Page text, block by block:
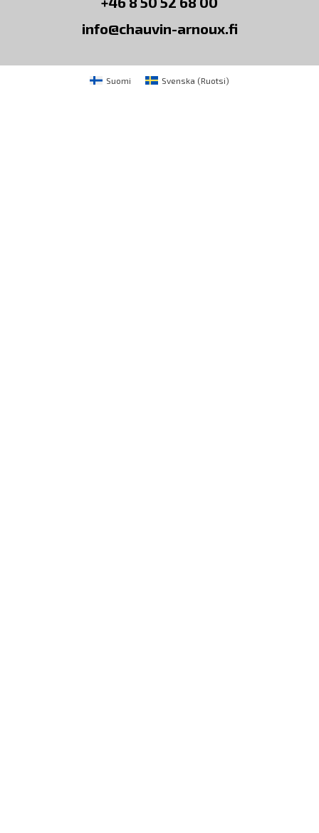
info@chauvin-arnoux.fi
Suomi Svenska (Ruotsi)